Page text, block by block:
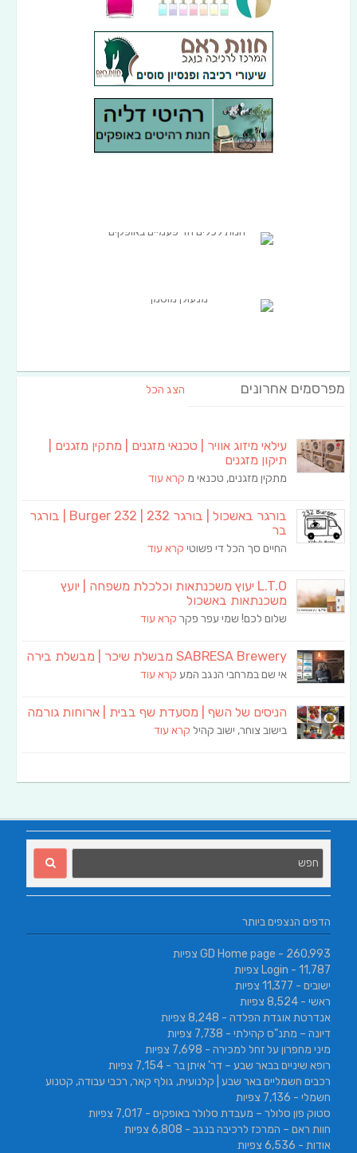
מפרסמים אחרונים הצג הכל
עילאי מיזוג אוויר | טכנאי מזגנים | מתקין מזגנים |
תיקון מזגנים
מתקין מזגנים, טכנאי מ קרא עוד
בורגר באשכול | בורגר 232 | Burger 232 | בורגר
בר
החיים סך הכל די פשוטי קרא עוד
L.T.O יעוץ משכנתאות וכלכלת משפחה | יועץ
משכנתאות באשכול
שלום לכם! שמי עפר פקר קרא עוד
SABRESA Brewery מבשלת שיכר | מבשלת בירה
אי שם במרחבי הנגב המע קרא עוד
הניסים של השף | מסעדת שף בבית | ארוחות גורמה
בישוב צוחר, ישוב קהיל קרא עוד
הדפים הנצפים ביותר
GD Home page - 260,993 צפיות
Login - 11,787 צפיות
ישובים - 11,377 צפיות
ראשי - 8,524 צפיות
אנדרטת אוגדת הפלדה - 8,248 צפיות
דיונה – מתנ"ס קהילתי - 7,738 צפיות
מיני מחפרון על זחל למכירה - 7,698 צפיות
רופא שיניים בבאר שבע – דר' איתן בר - 7,154 צפיות
רכבים חשמליים באר שבע | קלנועית, גולף קאר, רכבי עבודה, קטנוע
חשמלי - 7,136 צפיות
סטוק פון סלולר – מעבדת סלולר באופקים - 7,017 צפיות
חוות ראם – המרכז לרכיבה בנגב - 6,808 צפיות
אודות - 6,536 צפיות